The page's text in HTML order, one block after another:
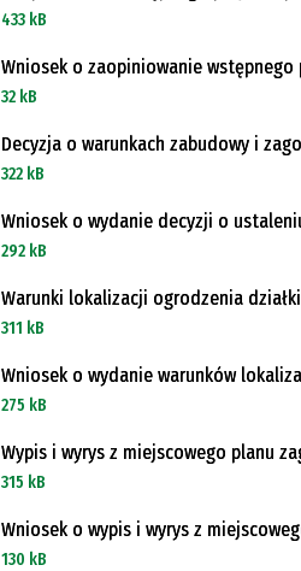
433 kB
Wniosek o zaopiniowanie
32 kB
Decyzja o warunkach zabudowy i
322 kB
Wniosek o wydanie decyzji o
292 kB
Warunki lokalizacji ogrodzenia
311 kB
Wniosek o wydanie warunków
275 kB
Wypis i wyrys z miejscowego planu
315 kB
Wniosek o wypis i wyrys z
130 kB